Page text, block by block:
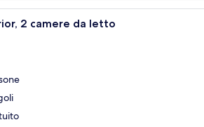
Suite Superior, 2 camere da
2 camere da letto